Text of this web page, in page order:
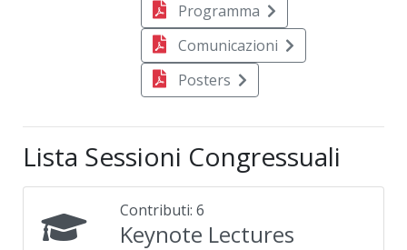
Programma
Comunicazioni
Posters
Lista Sessioni Congressuali
Contributi: 6
Keynote Lectures